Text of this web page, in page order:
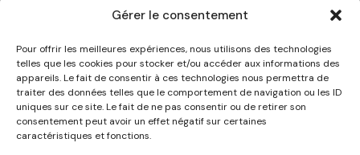
Gérer le consentement
Pour offrir les meilleures expériences, nous utilisons des technologies
telles que les cookies pour stocker et/ou accéder aux informations des
appareils. Le fait de consentir à ces technologies nous permettra de
traiter des données telles que le comportement de navigation ou les ID
uniques sur ce site. Le fait de ne pas consentir ou de retirer son
consentement peut avoir un effet négatif sur certaines
caractéristiques et fonctions.
cinema.penmarch@orange.fr
Suivez-nous